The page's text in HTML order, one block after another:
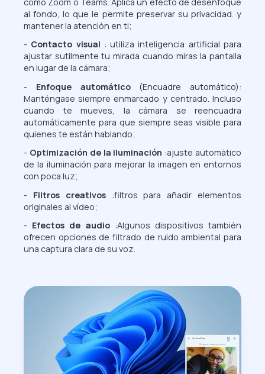
al fondo, lo que le permite preservar su privacidad. y
mantener la atención en ti;
- Contacto visual : utiliza inteligencia artificial para
ajustar sutilmente tu mirada cuando miras la pantalla
en lugar de la cámara;
- Enfoque automático(Encuadre automático):
Manténgase siempre enmarcado y centrado. Incluso
cuando te mueves, la cámara se reencuadra
automáticamente para que siempre seas visible para
quienes te están hablando;
- Optimización de la iluminación :ajuste automático
de la iluminación para mejorar la imagen en entornos
con poca luz;
- Filtros creativos:filtros para añadir elementos
originales al vídeo;
- Efectos de audio:Algunos dispositivos también
ofrecen opciones de filtrado de ruido ambiental para
una captura clara de su voz.